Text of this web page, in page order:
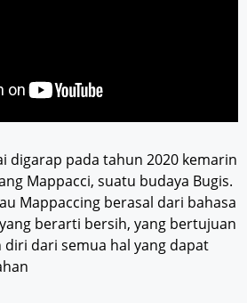
digarap pada tahun 2020 kemarin
Mappacci, suatu budaya Bugis.
Mappaccing berasal dari bahasa
yang berarti bersih, yang bertujuan
dari semua hal yang dapat